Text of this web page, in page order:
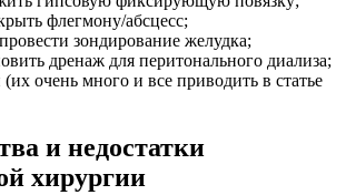
флегмону/абсцесс;
зондирование желудка;
дренаж для перитонального диализа;
очень много и все приводить в статье
и недостатки
хирургии